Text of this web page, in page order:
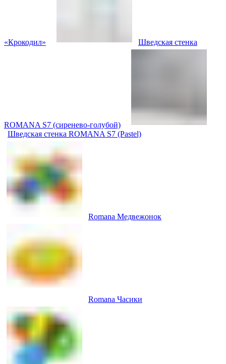
«Крокодил» Шведская стенка
ROMANA S7 (сиренево-голубой)
Шведская стенка ROMANA S7 (Pastel)
Romana Медвежонок
Romana Часики